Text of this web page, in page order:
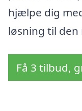
hjælpe dig
løsning til
Få 3 tilbud,